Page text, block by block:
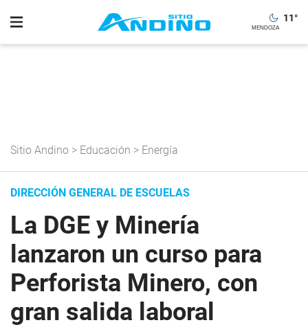
11°
Sitio Andino > Educación > Energía
DIRECCIÓN GENERAL DE ESCUELAS
La DGE y Minería
lanzaron un curso para
Perforista Minero, con
gran salida laboral